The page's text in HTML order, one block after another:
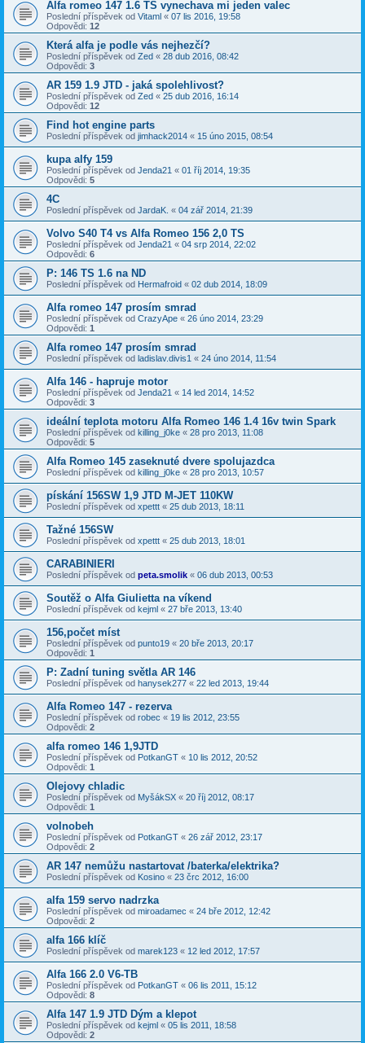
Alfa romeo 147 1.6 TS vynechava mi jeden valec
Poslední příspěvek od Vitaml « 07 lis 2016, 19:58
Odpovědi: 12
Která alfa je podle vás nejhezčí?
Poslední příspěvek od Zed « 28 dub 2016, 08:42
Odpovědi: 3
AR 159 1.9 JTD - jaká spolehlivost?
Poslední příspěvek od Zed « 25 dub 2016, 16:14
Odpovědi: 12
Find hot engine parts
Poslední příspěvek od jimhack2014 « 15 úno 2015, 08:54
kupa alfy 159
Poslední příspěvek od Jenda21 « 01 říj 2014, 19:35
Odpovědi: 5
4C
Poslední příspěvek od JardaK. « 04 zář 2014, 21:39
Volvo S40 T4 vs Alfa Romeo 156 2,0 TS
Poslední příspěvek od Jenda21 « 04 srp 2014, 22:02
Odpovědi: 6
P: 146 TS 1.6 na ND
Poslední příspěvek od Hermafroid « 02 dub 2014, 18:09
Alfa romeo 147 prosím smrad
Poslední příspěvek od CrazyApe « 26 úno 2014, 23:29
Odpovědi: 1
Alfa romeo 147 prosím smrad
Poslední příspěvek od ladislav.divis1 « 24 úno 2014, 11:54
Alfa 146 - hapruje motor
Poslední příspěvek od Jenda21 « 14 led 2014, 14:52
Odpovědi: 3
ideální teplota motoru Alfa Romeo 146 1.4 16v twin Spark
Poslední příspěvek od killing_j0ke « 28 pro 2013, 11:08
Odpovědi: 5
Alfa Romeo 145 zaseknuté dvere spolujazdca
Poslední příspěvek od killing_j0ke « 28 pro 2013, 10:57
pískání 156SW 1,9 JTD M-JET 110KW
Poslední příspěvek od xpettt « 25 dub 2013, 18:11
Tažné 156SW
Poslední příspěvek od xpettt « 25 dub 2013, 18:01
CARABINIERI
Poslední příspěvek od peta.smolik « 06 dub 2013, 00:53
Soutěž o Alfa Giulietta na víkend
Poslední příspěvek od kejml « 27 bře 2013, 13:40
156,počet míst
Poslední příspěvek od punto19 « 20 bře 2013, 20:17
Odpovědi: 1
P: Zadní tuning světla AR 146
Poslední příspěvek od hanysek277 « 22 led 2013, 19:44
Alfa Romeo 147 - rezerva
Poslední příspěvek od robec « 19 lis 2012, 23:55
Odpovědi: 2
alfa romeo 146 1,9JTD
Poslední příspěvek od PotkanGT « 10 lis 2012, 20:52
Odpovědi: 1
Olejovy chladic
Poslední příspěvek od MyšákSX « 20 říj 2012, 08:17
Odpovědi: 1
volnobeh
Poslední příspěvek od PotkanGT « 26 zář 2012, 23:17
Odpovědi: 2
AR 147 nemůžu nastartovat /baterka/elektrika?
Poslední příspěvek od Kosino « 23 črc 2012, 16:00
alfa 159 servo nadrzka
Poslední příspěvek od miroadamec « 24 bře 2012, 12:42
Odpovědi: 2
alfa 166 klíč
Poslední příspěvek od marek123 « 12 led 2012, 17:57
Alfa 166 2.0 V6-TB
Poslední příspěvek od PotkanGT « 06 lis 2011, 15:12
Odpovědi: 8
Alfa 147 1.9 JTD Dým a klepot
Poslední příspěvek od kejml « 05 lis 2011, 18:58
Odpovědi: 2